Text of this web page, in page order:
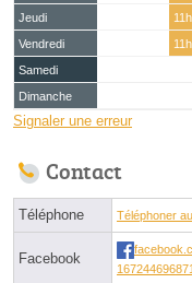
Jeudi
Vendredi
Samedi
Dimanche
Signaler une erreur
Contact
Téléphone Téléphoner
Facebook